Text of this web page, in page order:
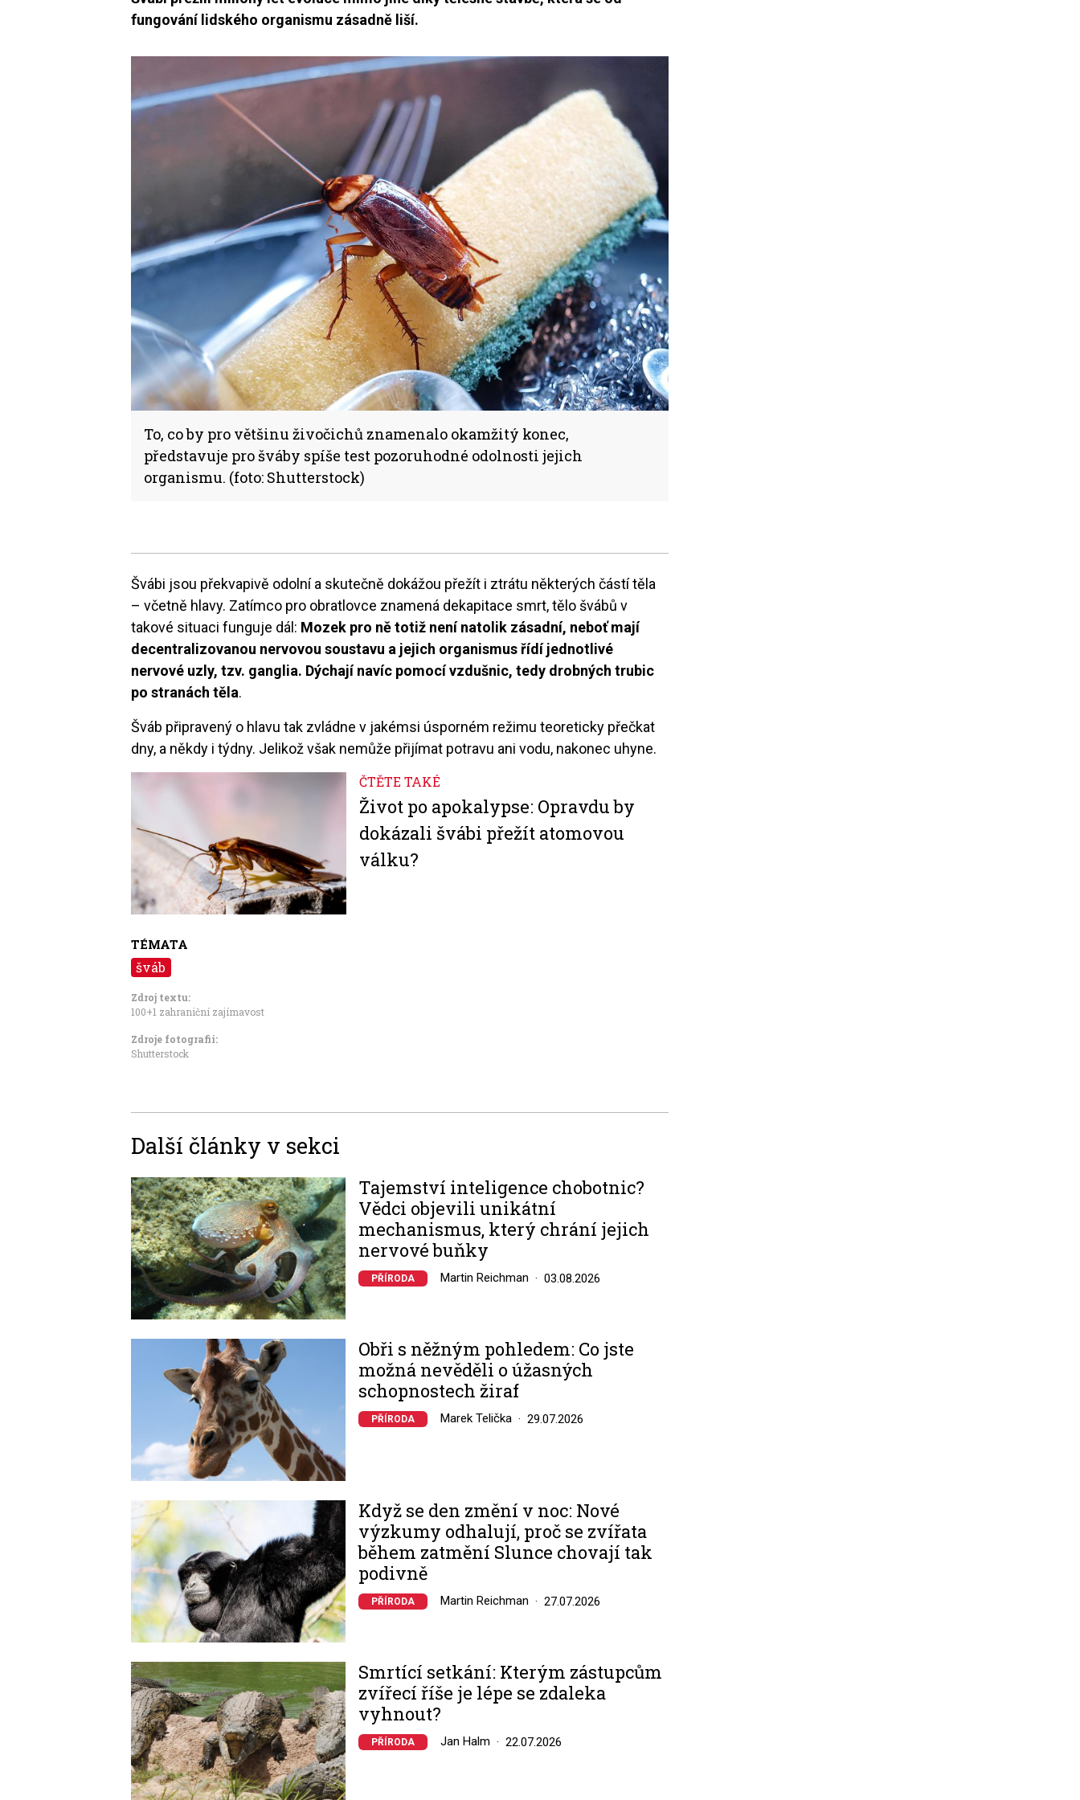
fungování lidského organismu zásadně liší.
To, co by pro většinu živočichů znamenalo okamžitý konec,
představuje pro šváby spíše test pozoruhodné odolnosti jejich
organismu. (foto: Shutterstock)
Švábi jsou překvapivě odolní a skutečně dokážou přežít i ztrátu některých částí těla
– včetně hlavy. Zatímco pro obratlovce znamená dekapitace smrt, tělo švábů v
takové situaci funguje dál: Mozek pro ně totiž není natolik zásadní, neboť mají
decentralizovanou nervovou soustavu a jejich organismus řídí jednotlivé
nervové uzly, tzv. ganglia. Dýchají navíc pomocí vzdušnic, tedy drobných trubic
po stranách těla.
Šváb připravený o hlavu tak zvládne v jakémsi úsporném režimu teoreticky přečkat
dny, a někdy i týdny. Jelikož však nemůže přijímat potravu ani vodu, nakonec uhyne.
ČTĚTE TAKÉ
Život po apokalypse: Opravdu by
dokázali švábi přežít atomovou
válku?
TÉMATA
šváb
Zdroj textu:
100+1 zahraniční zajímavost
Zdroje fotografii:
Shutterstock
Další články v sekci
Image
Tajemství inteligence chobotnic?
Vědci objevili unikátní
mechanismus, který chrání jejich
nervové buňky
PŘÍRODA Martin Reichman 03.08.2026
Obři s něžným pohledem: Co jste
možná nevěděli o úžasných
schopnostech žiraf
PŘÍRODA Marek Telička 29.07.2026
Image
Když se den změní v noc: Nové
výzkumy odhalují, proč se zvířata
během zatmění Slunce chovají tak
podivně
PŘÍRODA Martin Reichman 27.07.2026
Image
Smrtící setkání: Kterým zástupcům
zvířecí říše je lépe se zdaleka
vyhnout?
PŘÍRODA Jan Halm 22.07.2026